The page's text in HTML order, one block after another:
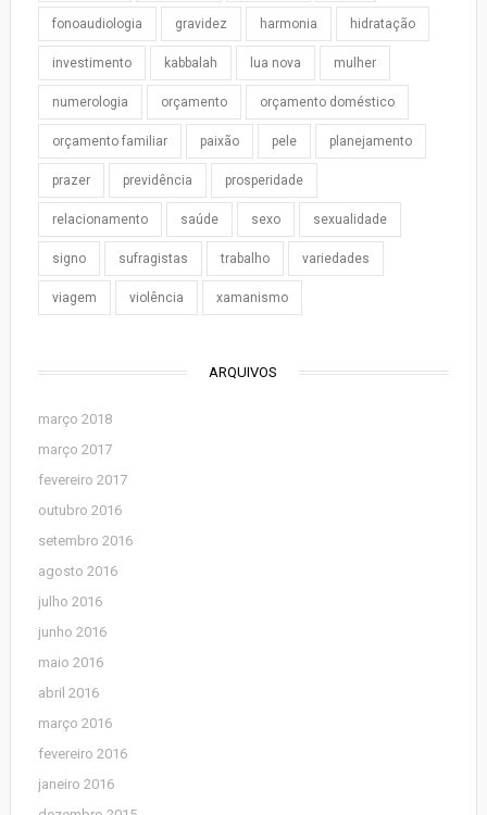
fonoaudiologia gravidez harmonia hidratação
investimento kabbalah lua nova mulher
numerologia orçamento orçamento doméstico
orçamento familiar paixão pele planejamento
prazer previdência prosperidade
relacionamento saúde sexo sexualidade
signo sufragistas trabalho variedades
viagem violência xamanismo
ARQUIVOS
março 2018
março 2017
fevereiro 2017
outubro 2016
setembro 2016
agosto 2016
julho 2016
junho 2016
maio 2016
abril 2016
março 2016
fevereiro 2016
janeiro 2016